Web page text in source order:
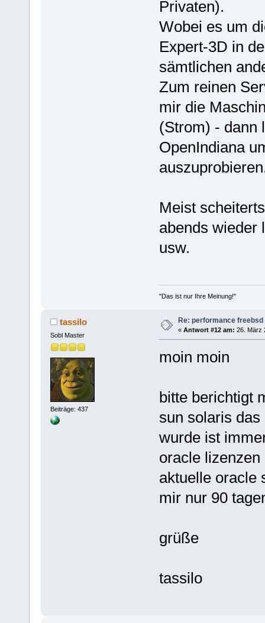
Privaten).
Wobei es um
Expert-3D in
sämtlichen
Zum reinen
mir die
(Strom) - dann
OpenIndiana
Meist
abends wieder
usw.
"Das ist nur Ihre Meinung!"
tassilo
Sobl Master
Beiträge: 437
Re: performance
« Antwort #12 am: 26. März
moin moin
bitte berichtigt
sun solaris
wurde ist
oracle
aktuelle oracle
mir nur 90
grüße
tassilo